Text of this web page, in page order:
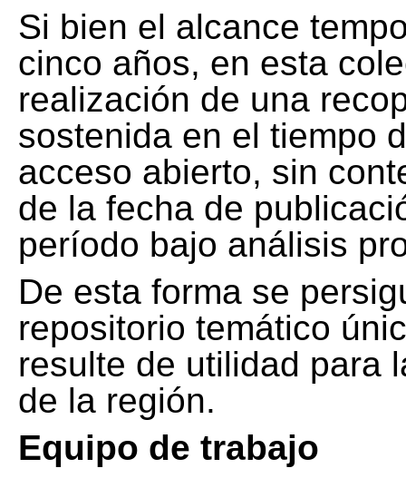
Si bien el alcance
cinco años, en esta
realización de una
sostenida en el tiempo
acceso abierto, sin
de la fecha de
período bajo análisis
De esta forma se
repositorio temático
resulte de utilidad para
de la región.
Equipo de trabajo